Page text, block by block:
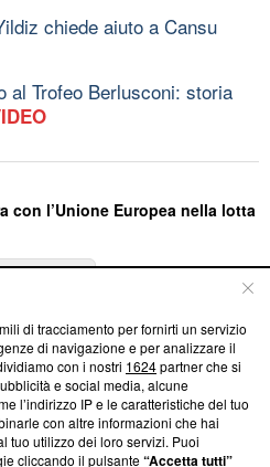
chiede aiuto a Cansu
al Trofeo Berlusconi: storia
con l’Unione Europea nella lotta
trasparenti su Blasting
e su come ci impegniamo a
afferma la nostra aderenza a
Blasting News non è
ma ha richiesto di farne
effettuato una verifica di
di tracciamento per fornirti un servizio
di navigazione e per analizzare il
con i nostri 1624partner che si
e social media, alcune
l’indirizzo IP e le caratteristiche del tuo
con altre informazioni che hai
tuo utilizzo dei loro servizi. Puoi
cliccando il pulsante“Accetta tutti”